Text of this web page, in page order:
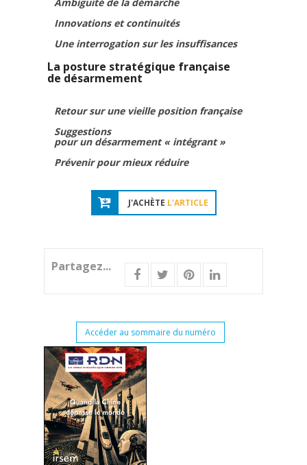
Ambiguïté de la démarche
Innovations et continuités
Une interrogation sur les insuffisances
La posture stratégique française
de désarmement
Retour sur une vieille position française
Suggestions
pour un désarmement « intégrant »
Prévenir pour mieux réduire
J'ACHÈTE L'ARTICLE
Partagez...
Accéder au sommaire du numéro